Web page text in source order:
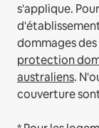
s'applique.
dommages
protection
australiens.
couverture